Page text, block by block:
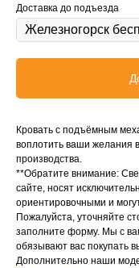
Доставка до подъезда
Кровать с подъёмным
воплотить ваши желания
производства.
**Обратите внимание:
сайте, носят
ориентировочными и
Пожалуйста, уточняйте
заполните форму. Мы с
обязывают вас покупать
Дополнительно наши